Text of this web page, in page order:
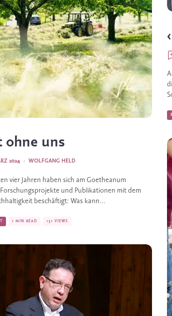
ohne uns
WOLFGANG HELD
·
2024
vier Jahren haben sich am Goetheanum
Forschungsprojekte und Publikationen mit dem
beschäftigt: Was kann...
1 MIN READ 131 VIEWS